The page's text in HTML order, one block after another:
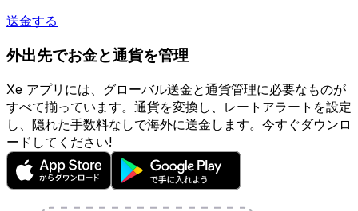
送金する
外出先でお金と通貨を管理
Xe アプリには、グローバル送金と通貨管理に必要なものが
すべて揃っています。通貨を変換し、レートアラートを設定
し、隠れた手数料なしで海外に送金します。今すぐダウンロ
ードしてください!